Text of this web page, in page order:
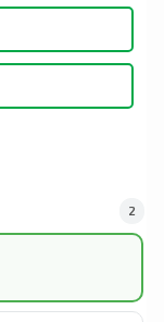
во
капсула
крахмал,
Перед
грудью,
2